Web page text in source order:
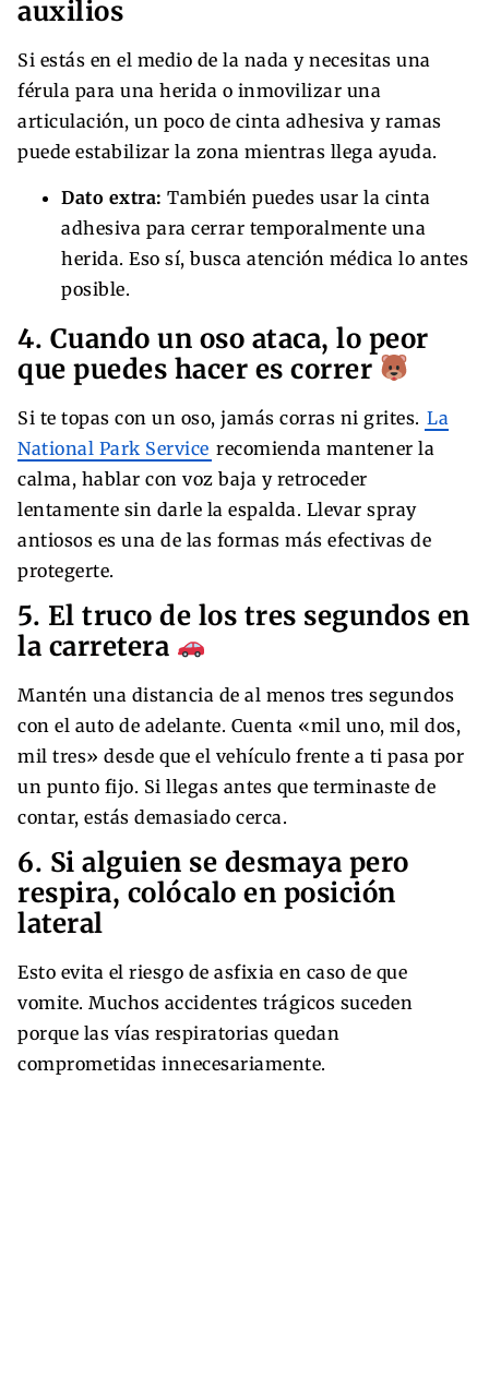
auxilios
Si estás en el medio de la nada y necesitas una
férula para una herida o inmovilizar una
articulación, un poco de cinta adhesiva y ramas
puede estabilizar la zona mientras llega ayuda.
Dato extra: También puedes usar la cinta
adhesiva para cerrar temporalmente una
herida. Eso sí, busca atención médica lo antes
posible.
4. Cuando un oso ataca, lo peor
que puedes hacer es correr
Si te topas con un oso, jamás corras ni grites. La
National Park Service recomienda mantener la
calma, hablar con voz baja y retroceder
lentamente sin darle la espalda. Llevar spray
antiosos es una de las formas más efectivas de
protegerte.
5. El truco de los tres segundos en
la carretera
Mantén una distancia de al menos tres segundos
con el auto de adelante. Cuenta «mil uno, mil dos,
mil tres» desde que el vehículo frente a ti pasa por
un punto fijo. Si llegas antes que terminaste de
contar, estás demasiado cerca.
6. Si alguien se desmaya pero
respira, colócalo en posición
lateral
Esto evita el riesgo de asfixia en caso de que
vomite. Muchos accidentes trágicos suceden
porque las vías respiratorias quedan
comprometidas innecesariamente.